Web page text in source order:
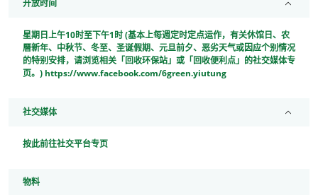
开放时间
星期日上午10时至下午1时 (基本上每週定时定点运作，有关休馆日、农
曆新年、中秋节、冬至、圣诞假期、元旦前夕、恶劣天气或因应个别情况
的特别安排，请浏览相关「回收环保站」或「回收便利点」的社交媒体专
页。) https://www.facebook.com/6green.yiutung
社交媒体
按此前往社交平台专页
物料